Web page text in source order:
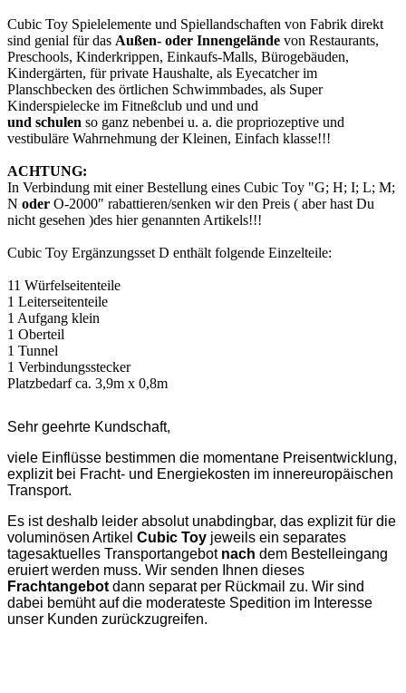
Cubic Toy Spielelemente und Spiellandschaften von Fabrik direkt
sind genial für das Außen- oder Innengelände von Restaurants,
Preschools, Kinderkrippen, Einkaufs-Malls, Bürogebäuden,
Kindergärten, für private Haushalte, als Eyecatcher im
Planschbecken des örtlichen Schwimmbades, als Super
Kinderspielecke im Fitneßclub und und und
und schulen so ganz nebenbei u. a. die propriozeptive und
vestibuläre Wahrnehmung der Kleinen, Einfach klasse!!!
ACHTUNG:
In Verbindung mit einer Bestellung eines Cubic Toy "G; H; I; L; M;
N oder O-2000" rabattieren/senken wir den Preis ( aber hast Du
nicht gesehen )des hier genannten Artikels!!!
Cubic Toy Ergänzungsset D enthält folgende Einzelteile:
11 Würfelseitenteile
1 Leiterseitenteile
1 Aufgang klein
1 Oberteil
1 Tunnel
1 Verbindungsstecker
Platzbedarf ca. 3,9m x 0,8m
Sehr geehrte Kundschaft,
viele Einflüsse bestimmen die momentane Preisentwicklung,
explizit bei Fracht- und Energiekosten im innereuropäischen
Transport.
Es ist deshalb leider absolut unabdingbar, das explizit für die
voluminösen Artikel Cubic Toy jeweils ein separates
tagesaktuelles Transportangebot nach dem Bestelleingang
eruiert werden muss. Wir senden Ihnen dieses
Frachtangebot dann separat per Rückmail zu. Wir sind
dabei bemüht auf die moderateste Spedition im Interesse
unser Kunden zurückzugreifen.